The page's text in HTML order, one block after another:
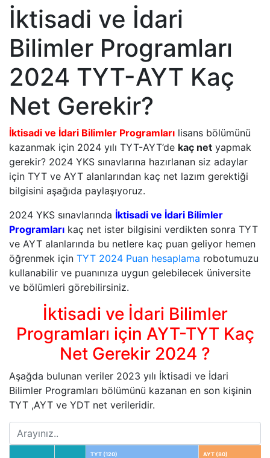
İktisadi ve İdari
Bilimler Programları
2024 TYT-AYT Kaç
Net Gerekir?
İktisadi ve İdari Bilimler Programları lisans bölümünü
kazanmak için 2024 yılı TYT-AYT’de kaç net yapmak
gerekir? 2024 YKS sınavlarına hazırlanan siz adaylar
için TYT ve AYT alanlarından kaç net lazım gerektiği
bilgisini aşağıda paylaşıyoruz.
2024 YKS sınavlarında İktisadi ve İdari Bilimler
Programları kaç net ister bilgisini verdikten sonra TYT
ve AYT alanlarında bu netlere kaç puan geliyor hemen
öğrenmek için TYT 2024 Puan hesaplama robotumuzu
kullanabilir ve puanınıza uygun gelebilecek üniversite
ve bölümleri görebilirsiniz.
İktisadi ve İdari Bilimler
Programları için AYT-TYT Kaç
Net Gerekir 2024 ?
Aşağda bulunan veriler 2023 yılı İktisadi ve İdari
Bilimler Programları bölümünü kazanan en son kişinin
TYT ,AYT ve YDT net verileridir.
TYT (120) AYT (80)